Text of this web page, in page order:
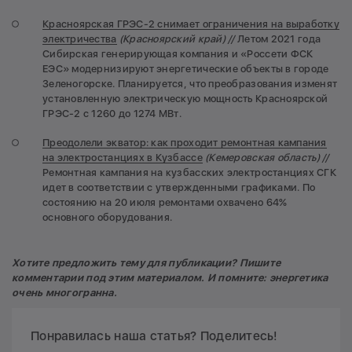
Красноярская ГРЭС-2 снимает ограничения на выработку
электричества (Красноярский край) //Летом 2021 года
Сибирская генерирующая компания и «Россети ФСК
ЕЭС» модернизируют энергетические объекты в городе
Зеленогорске. Планируется, что преобразования изменят
установленную электрическую мощность Красноярской
ГРЭС-2 с 1260 до 1274 МВт.
Преодолели экватор: как проходит ремонтная кампания
на электростанциях в Кузбассе (Кемеровская область) //
Ремонтная кампания на кузбасских электростанциях СГК
идет в соответствии с утвержденными графиками. По
состоянию на 20 июля ремонтами охвачено 64%
основного оборудования.
Хотите предложить тему для публикации? Пишите
комментарии под этим материалом. И помните: энергетика
очень многогранна.
Понравилась наша статья? Поделитесь!